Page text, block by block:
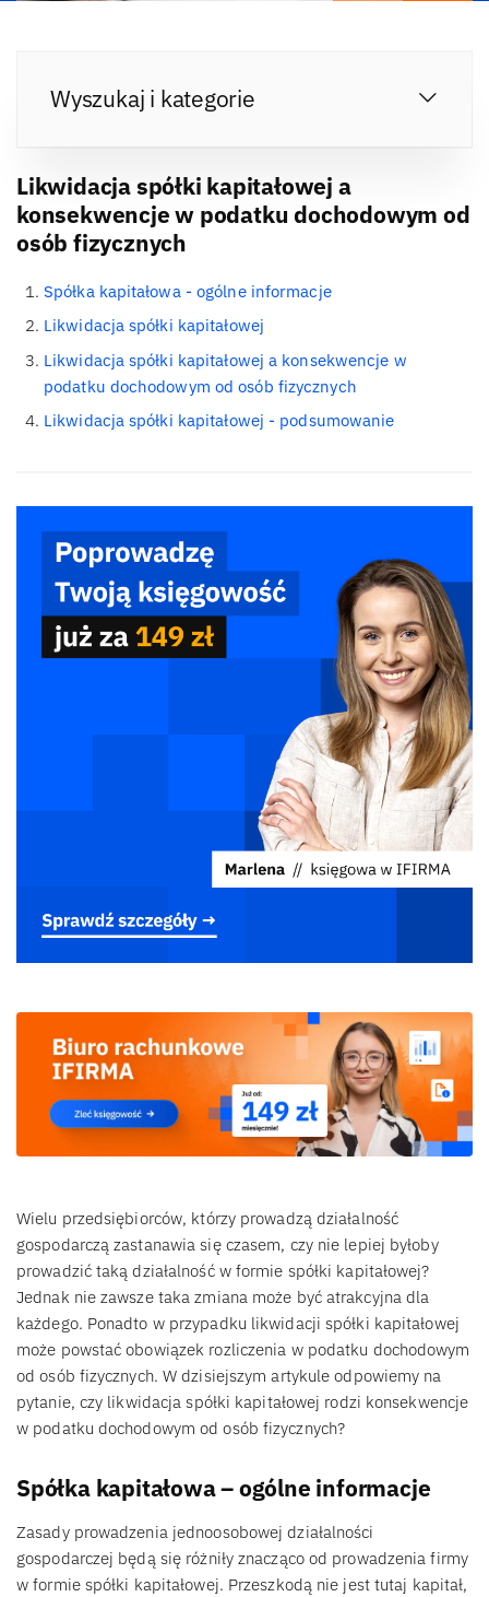
Wyszukaj i kategorie
Likwidacja spółki kapitałowej a
konsekwencje w podatku dochodowym od
osób fizycznych
Spółka kapitałowa - ogólne informacje
Likwidacja spółki kapitałowej
Likwidacja spółki kapitałowej a konsekwencje w
podatku dochodowym od osób fizycznych
Likwidacja spółki kapitałowej - podsumowanie
Wielu przedsiębiorców, którzy prowadzą działalność
gospodarczą zastanawia się czasem, czy nie lepiej byłoby
prowadzić taką działalność w formie spółki kapitałowej?
Jednak nie zawsze taka zmiana może być atrakcyjna dla
każdego. Ponadto w przypadku likwidacji spółki kapitałowej
może powstać obowiązek rozliczenia w podatku dochodowym
od osób fizycznych. W dzisiejszym artykule odpowiemy na
pytanie, czy likwidacja spółki kapitałowej rodzi konsekwencje
w podatku dochodowym od osób fizycznych?
Spółka kapitałowa – ogólne informacje
Zasady prowadzenia jednoosobowej działalności
gospodarczej będą się różniły znacząco od prowadzenia firmy
w formie spółki kapitałowej. Przeszkodą nie jest tutaj kapitał,